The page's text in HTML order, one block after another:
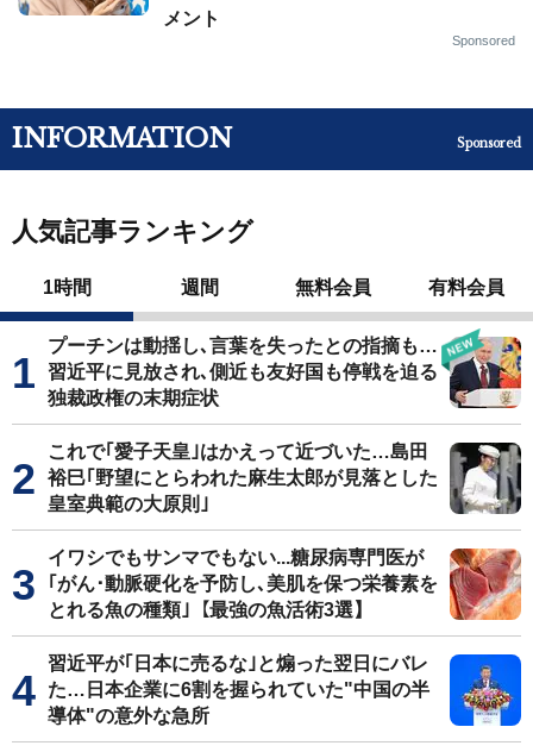
メント
Sponsored
INFORMATION Sponsored
人気記事ランキング
1時間 週間 無料会員 有料会員
プーチンは動揺し､言葉を失ったとの指摘も…
習近平に見放され､側近も友好国も停戦を迫る
独裁政権の末期症状
これで｢愛子天皇｣はかえって近づいた…島田
裕巳｢野望にとらわれた麻生太郎が見落とした
皇室典範の大原則｣
イワシでもサンマでもない...糖尿病専門医が
｢がん･動脈硬化を予防し､美肌を保つ栄養素を
とれる魚の種類｣【最強の魚活術3選】
習近平が｢日本に売るな｣と煽った翌日にバレ
た…日本企業に6割を握られていた"中国の半
導体"の意外な急所